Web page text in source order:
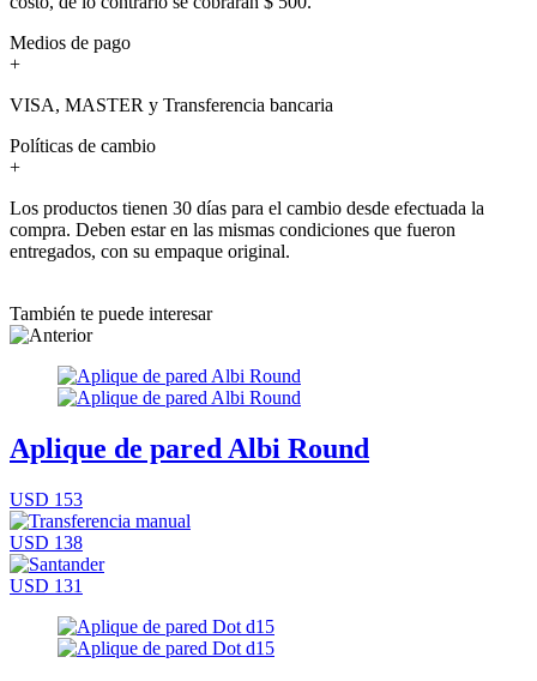
Medios de pago
+
VISA, MASTER y Transferencia bancaria
Políticas de cambio
+
Los productos tienen 30 días para el cambio desde efectuada la
compra. Deben estar en las mismas condiciones que fueron
entregados, con su empaque original.
También te puede interesar
Aplique de pared Albi Round
USD 153
USD 138
USD 131